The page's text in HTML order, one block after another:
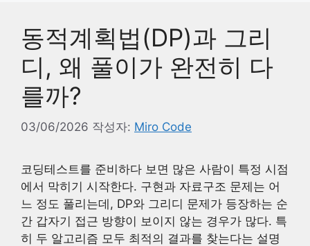
동적계획법(DP)과 그리
디, 왜 풀이가 완전히 다
를까?
03/06/2026 작성자: Miro Code
코딩테스트를 준비하다 보면 많은 사람이 특정 시점
에서 막히기 시작한다. 구현과 자료구조 문제는 어
느 정도 풀리는데, DP와 그리디 문제가 등장하는 순
간 갑자기 접근 방향이 보이지 않는 경우가 많다. 특
히 두 알고리즘 모두 최적의 결과를 찾는다는 설명